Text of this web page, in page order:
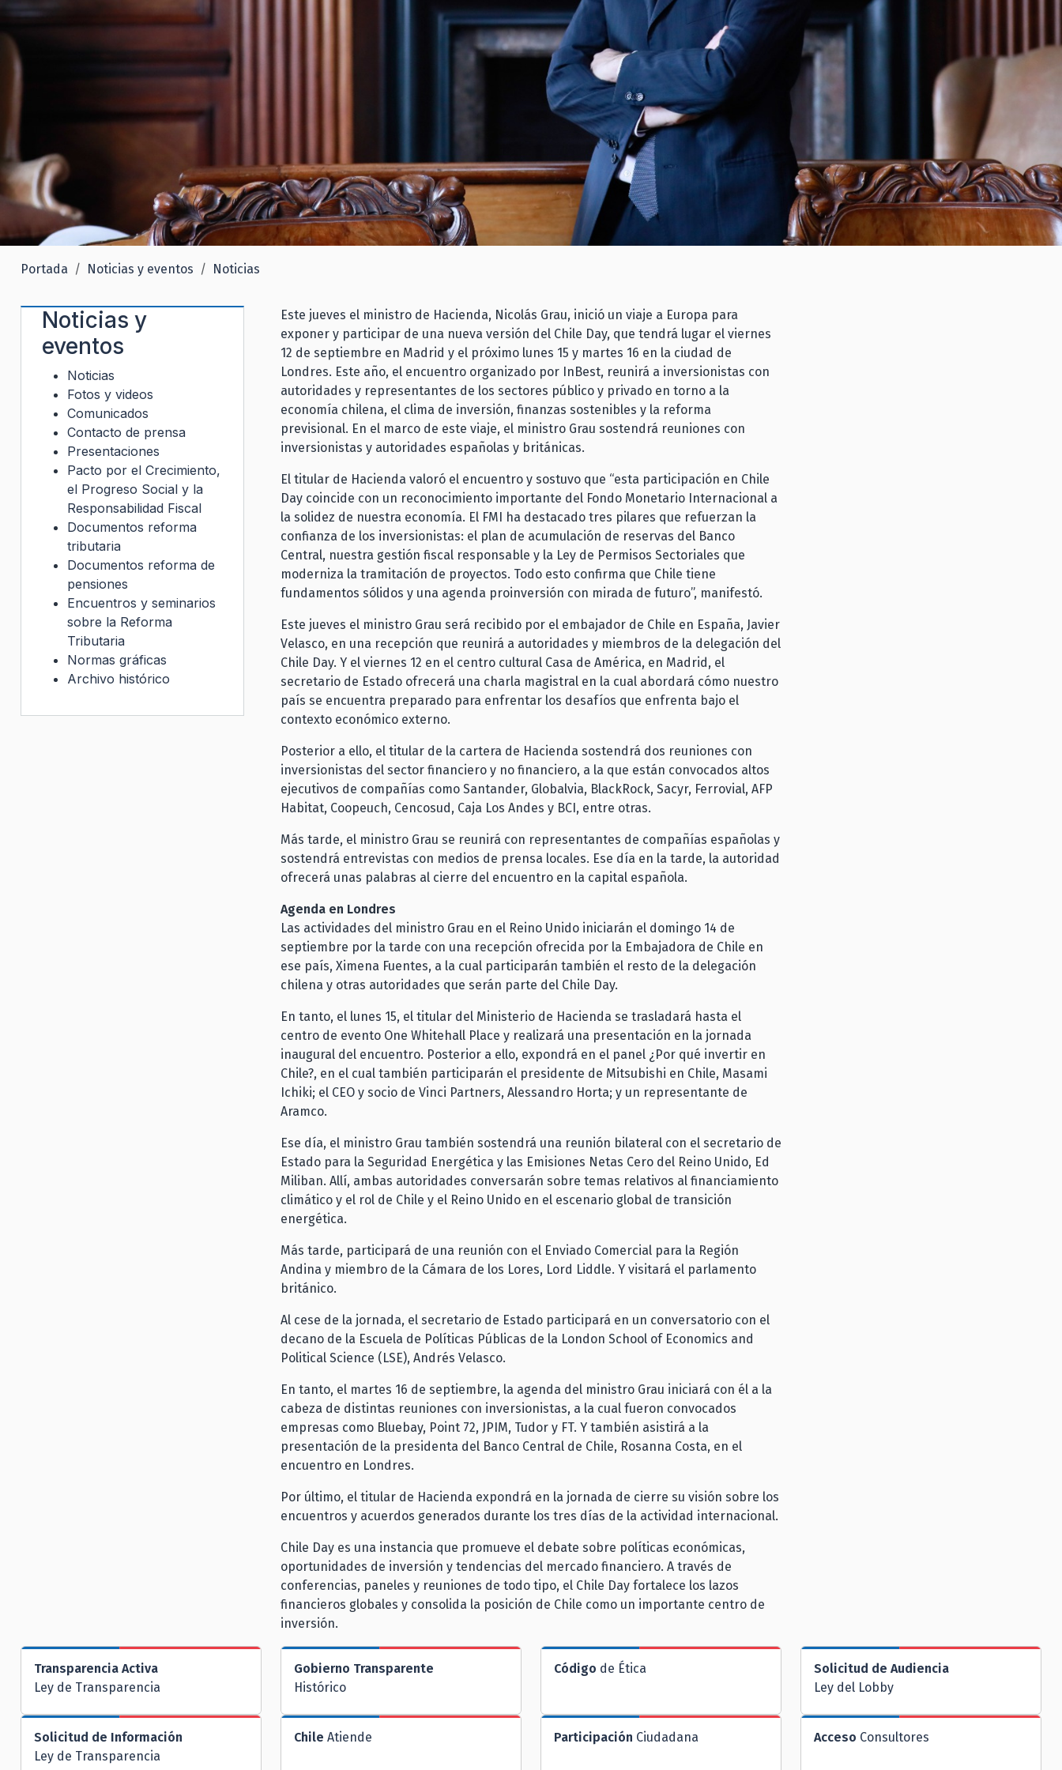
Portada Noticias y eventos Noticias
Este jueves el ministro de Hacienda, Nicolás Grau, inició un viaje a Europa para
exponer y participar de una nueva versión del Chile Day, que tendrá lugar el viernes
12 de septiembre en Madrid y el próximo lunes 15 y martes 16 en la ciudad de
Londres. Este año, el encuentro organizado por InBest, reunirá a inversionistas con
autoridades y representantes de los sectores público y privado en torno a la
economía chilena, el clima de inversión, finanzas sostenibles y la reforma
previsional. En el marco de este viaje, el ministro Grau sostendrá reuniones con
inversionistas y autoridades españolas y británicas.
El titular de Hacienda valoró el encuentro y sostuvo que “esta participación en Chile
Day coincide con un reconocimiento importante del Fondo Monetario Internacional a
la solidez de nuestra economía. El FMI ha destacado tres pilares que refuerzan la
confianza de los inversionistas: el plan de acumulación de reservas del Banco
Central, nuestra gestión fiscal responsable y la Ley de Permisos Sectoriales que
moderniza la tramitación de proyectos. Todo esto confirma que Chile tiene
fundamentos sólidos y una agenda proinversión con mirada de futuro”, manifestó.
Este jueves el ministro Grau será recibido por el embajador de Chile en España, Javier
Velasco, en una recepción que reunirá a autoridades y miembros de la delegación del
Chile Day. Y el viernes 12 en el centro cultural Casa de América, en Madrid, el
secretario de Estado ofrecerá una charla magistral en la cual abordará cómo nuestro
país se encuentra preparado para enfrentar los desafíos que enfrenta bajo el
contexto económico externo.
Posterior a ello, el titular de la cartera de Hacienda sostendrá dos reuniones con
inversionistas del sector financiero y no financiero, a la que están convocados altos
ejecutivos de compañías como Santander, Globalvia, BlackRock, Sacyr, Ferrovial, AFP
Habitat, Coopeuch, Cencosud, Caja Los Andes y BCI, entre otras.
Más tarde, el ministro Grau se reunirá con representantes de compañías españolas y
sostendrá entrevistas con medios de prensa locales. Ese día en la tarde, la autoridad
ofrecerá unas palabras al cierre del encuentro en la capital española.
Agenda en Londres
Las actividades del ministro Grau en el Reino Unido iniciarán el domingo 14 de
septiembre por la tarde con una recepción ofrecida por la Embajadora de Chile en
ese país, Ximena Fuentes, a la cual participarán también el resto de la delegación
chilena y otras autoridades que serán parte del Chile Day.
En tanto, el lunes 15, el titular del Ministerio de Hacienda se trasladará hasta el
centro de evento One Whitehall Place y realizará una presentación en la jornada
inaugural del encuentro. Posterior a ello, expondrá en el panel ¿Por qué invertir en
Chile?, en el cual también participarán el presidente de Mitsubishi en Chile, Masami
Ichiki; el CEO y socio de Vinci Partners, Alessandro Horta; y un representante de
Aramco.
Ese día, el ministro Grau también sostendrá una reunión bilateral con el secretario de
Estado para la Seguridad Energética y las Emisiones Netas Cero del Reino Unido, Ed
Miliban. Allí, ambas autoridades conversarán sobre temas relativos al financiamiento
climático y el rol de Chile y el Reino Unido en el escenario global de transición
energética.
Más tarde, participará de una reunión con el Enviado Comercial para la Región
Andina y miembro de la Cámara de los Lores, Lord Liddle. Y visitará el parlamento
británico.
Al cese de la jornada, el secretario de Estado participará en un conversatorio con el
decano de la Escuela de Políticas Públicas de la London School of Economics and
Political Science (LSE), Andrés Velasco.
En tanto, el martes 16 de septiembre, la agenda del ministro Grau iniciará con él a la
cabeza de distintas reuniones con inversionistas, a la cual fueron convocados
empresas como Bluebay, Point 72, JPIM, Tudor y FT. Y también asistirá a la
presentación de la presidenta del Banco Central de Chile, Rosanna Costa, en el
encuentro en Londres.
Por último, el titular de Hacienda expondrá en la jornada de cierre su visión sobre los
encuentros y acuerdos generados durante los tres días de la actividad internacional.
Chile Day es una instancia que promueve el debate sobre políticas económicas,
oportunidades de inversión y tendencias del mercado financiero. A través de
conferencias, paneles y reuniones de todo tipo, el Chile Day fortalece los lazos
financieros globales y consolida la posición de Chile como un importante centro de
inversión.
Noticias y
eventos
Noticias
Fotos y videos
Comunicados
Contacto de prensa
Presentaciones
Pacto por el Crecimiento,
el Progreso Social y la
Responsabilidad Fiscal
Documentos reforma
tributaria
Documentos reforma de
pensiones
Encuentros y seminarios
sobre la Reforma
Tributaria
Normas gráficas
Archivo histórico
Transparencia Activa
Ley de Transparencia
Gobierno Transparente
Histórico
Código de Ética
Solicitud de Audiencia
Ley del Lobby
Solicitud de Información
Ley de Transparencia
Chile Atiende Participación Ciudadana Acceso Consultores